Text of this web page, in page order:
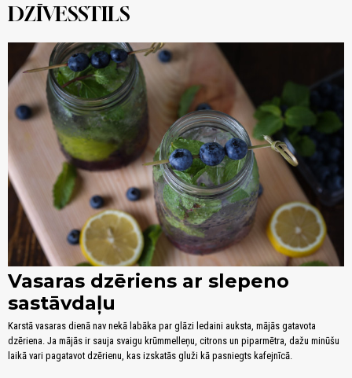
DZĪVESSTILS
Vasaras dzēriens ar slepeno
sastāvdaļu
Karstā vasaras dienā nav nekā labāka par glāzi ledaini auksta, mājās gatavota
dzēriena. Ja mājās ir sauja svaigu krūmmelleņu, citrons un piparmētra, dažu minūšu
laikā vari pagatavot dzērienu, kas izskatās gluži kā pasniegts kafejnīcā.